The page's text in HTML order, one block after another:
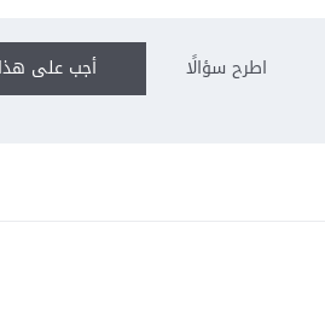
أجب على اطرح سؤالًا